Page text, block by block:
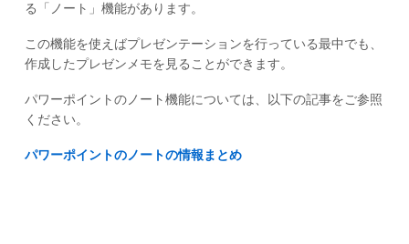
る「ノート」機能があります。
この機能を使えばプレゼンテーションを行っている最中でも、
作成したプレゼンメモを見ることができます。
パワーポイントのノート機能については、以下の記事をご参照
ください。
パワーポイントのノートの情報まとめ